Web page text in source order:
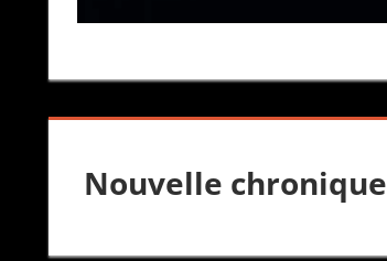
Nouvelle chronique